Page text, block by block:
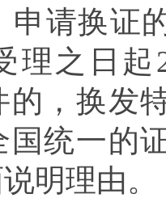
请换证
理之日
的，换发
国统一的
明理由。